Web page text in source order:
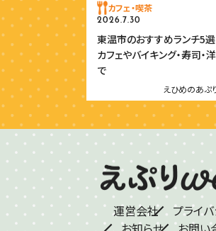
カフェ・喫茶
2026.7.30
東温市のおすすめランチ5
カフェやバイキング・寿司・
で
えひめのあぷ
運営会社 プライ